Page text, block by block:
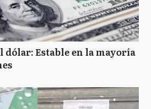
dólar: Estable en la mayoría